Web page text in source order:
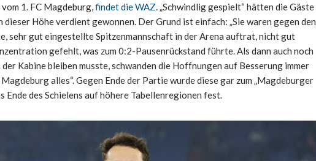
1. FC Magdeburg,findet die WAZ. „Schwindlig gespielt“ hätten die Gäste
dieser Höhe verdient gewonnen. Der Grund ist einfach: „Sie waren gegen den
sehr gut eingestellte Spitzenmannschaft in der Arena auftrat, nicht gut
gefehlt, was zum 0:2-Pausenrückstand führte. Als dann auch noch
Kabine bleiben musste, schwanden die Hoffnungen auf Besserung immer
alles“. Gegen Ende der Partie wurde diese gar zum „Magdeburger
Ende des Schielens auf höhere Tabellenregionen fest.